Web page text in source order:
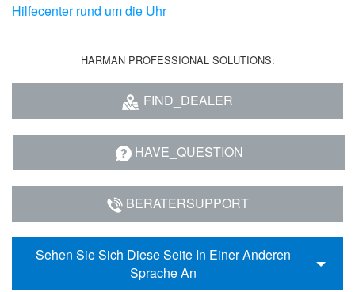
Hilfecenter rund um die Uhr
HARMAN PROFESSIONAL SOLUTIONS:
FIND_DEALER
HAVE_QUESTION
BERATERSUPPORT
Sehen Sie Sich Diese Seite In Einer Anderen
Sprache An